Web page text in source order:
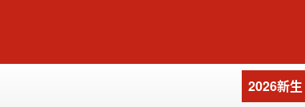
2026新生